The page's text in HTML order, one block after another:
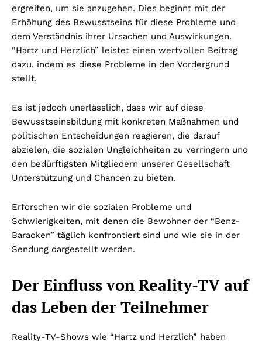
ergreifen, um sie anzugehen. Dies beginnt mit der
Erhöhung des Bewusstseins für diese Probleme und
dem Verständnis ihrer Ursachen und Auswirkungen.
“Hartz und Herzlich” leistet einen wertvollen Beitrag
dazu, indem es diese Probleme in den Vordergrund
stellt.
Es ist jedoch unerlässlich, dass wir auf diese
Bewusstseinsbildung mit konkreten Maßnahmen und
politischen Entscheidungen reagieren, die darauf
abzielen, die sozialen Ungleichheiten zu verringern und
den bedürftigsten Mitgliedern unserer Gesellschaft
Unterstützung und Chancen zu bieten.
Erforschen wir die sozialen Probleme und
Schwierigkeiten, mit denen die Bewohner der “Benz-
Baracken” täglich konfrontiert sind und wie sie in der
Sendung dargestellt werden.
Der Einfluss von Reality-TV auf
das Leben der Teilnehmer
Reality-TV-Shows wie “Hartz und Herzlich” haben